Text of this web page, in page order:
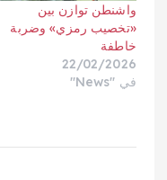
واشنطن توازن بين
«تخصيب رمزي» وضربة
خاطفة
22/02/2026
في "News"